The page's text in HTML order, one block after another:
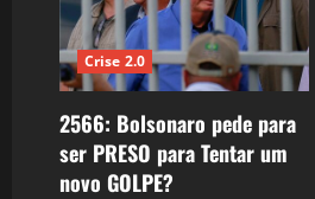
Crise 2.0
2566: Bolsonaro pede para
ser PRESO para Tentar um
novo GOLPE?